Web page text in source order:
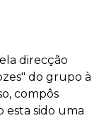
direcção
do grupo à
compôs
esta sido uma